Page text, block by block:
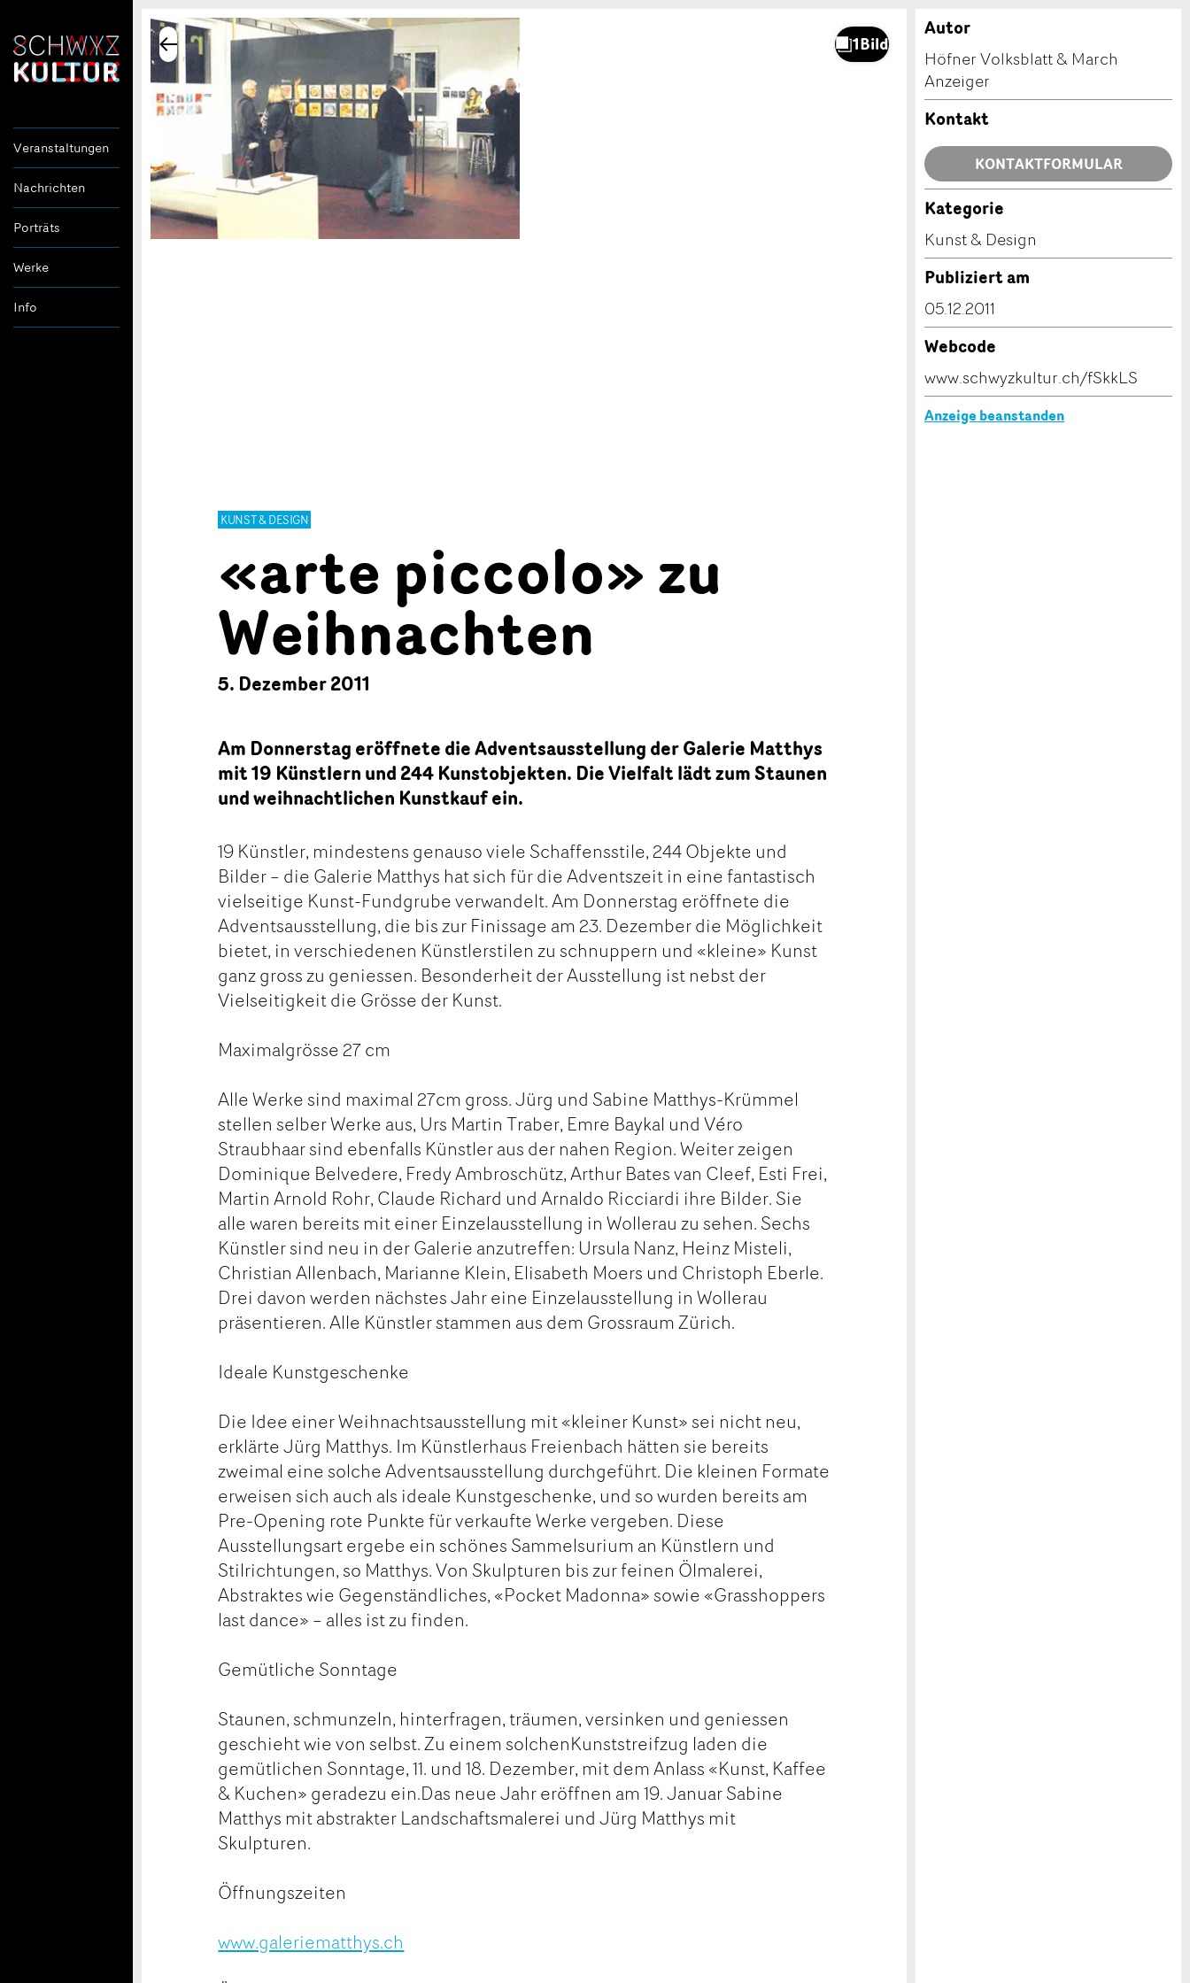
Veranstaltungen
Nachrichten
Porträts
Werke
Info
KUNST & DESIGN
«arte piccolo» zu
Weihnachten
5. Dezember 2011
Am Donnerstag eröffnete die Adventsausstellung der Galerie Matthys
mit 19 Künstlern und 244 Kunstobjekten. Die Vielfalt lädt zum Staunen
und weihnachtlichen Kunstkauf ein.
19 Künstler, mindestens genauso viele Schaffensstile, 244 Objekte und
Bilder – die Galerie Matthys hat sich für die Adventszeit in eine fantastisch
vielseitige Kunst-Fundgrube verwandelt. Am Donnerstag eröffnete die
Adventsausstellung, die bis zur Finissage am 23. Dezember die Möglichkeit
bietet, in verschiedenen Künstlerstilen zu schnuppern und «kleine» Kunst
ganz gross zu geniessen. Besonderheit der Ausstellung ist nebst der
Vielseitigkeit die Grösse der Kunst.
Maximalgrösse 27 cm
Alle Werke sind maximal 27cm gross. Jürg und Sabine Matthys-Krümmel
stellen selber Werke aus, Urs Martin Traber, Emre Baykal und Véro
Straubhaar sind ebenfalls Künstler aus der nahen Region. Weiter zeigen
Dominique Belvedere, Fredy Ambroschütz, Arthur Bates van Cleef, Esti Frei,
Martin Arnold Rohr, Claude Richard und Arnaldo Ricciardi ihre Bilder. Sie
alle waren bereits mit einer Einzelausstellung in Wollerau zu sehen. Sechs
Künstler sind neu in der Galerie anzutreffen: Ursula Nanz, Heinz Misteli,
Christian Allenbach, Marianne Klein, Elisabeth Moers und Christoph Eberle.
Drei davon werden nächstes Jahr eine Einzelausstellung in Wollerau
präsentieren. Alle Künstler stammen aus dem Grossraum Zürich.
Ideale Kunstgeschenke
Die Idee einer Weihnachtsausstellung mit «kleiner Kunst» sei nicht neu,
erklärte Jürg Matthys. Im Künstlerhaus Freienbach hätten sie bereits
zweimal eine solche Adventsausstellung durchgeführt. Die kleinen Formate
erweisen sich auch als ideale Kunstgeschenke, und so wurden bereits am
Pre-Opening rote Punkte für verkaufte Werke vergeben. Diese
Ausstellungsart ergebe ein schönes Sammelsurium an Künstlern und
Stilrichtungen, so Matthys. Von Skulpturen bis zur feinen Ölmalerei,
Abstraktes wie Gegenständliches, «Pocket Madonna» sowie «Grasshoppers
last dance» – alles ist zu finden.
Gemütliche Sonntage
Staunen, schmunzeln, hinterfragen, träumen, versinken und geniessen
geschieht wie von selbst. Zu einem solchenKunststreifzug laden die
gemütlichen Sonntage, 11. und 18. Dezember, mit dem Anlass «Kunst, Kaffee
& Kuchen» geradezu ein.Das neue Jahr eröffnen am 19. Januar Sabine
Matthys mit abstrakter Landschaftsmalerei und Jürg Matthys mit
Skulpturen.
Öffnungszeiten
www.galeriematthys.ch
Autor
Höfner Volksblatt & March
Anzeiger
Kontakt
KONTAKTFORMULAR
Kategorie
Kunst & Design
Publiziert am
05.12.2011
Webcode
www.schwyzkultur.ch/fSkkLS
Anzeige beanstanden